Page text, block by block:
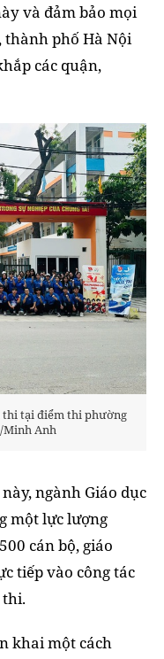
và đảm bảo mọi
phố Hà Nội
các quận,
tại điểm thi phường
Minh Anh
ngành Giáo dục
một lực lượng
cán bộ, giáo
tiếp vào công tác
khai một cách